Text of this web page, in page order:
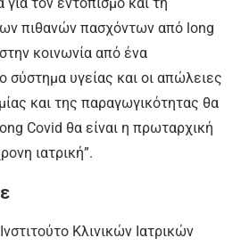
πιθανών πασχόντων από long
κοινωνία από ένα
σύστημα υγείας και οι απώλειες
και της παραγωγικότητας θα
Covid θα είναι η πρωταρχική
ιατρική”.
Κλινικών Ιατρικών